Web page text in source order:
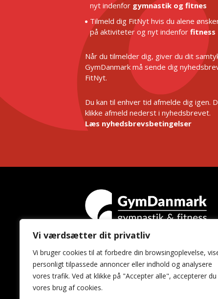
Vi værdsætter dit privatliv
Vi bruger cookies til at forbedre din browsingoplevelse,
personligt tilpassede annoncer eller indhold og analysere
vores trafik. Ved at klikke på "Accepter alle", accepterer du
vores brug af cookies.
nyt indenfor gymnastik og fitnes
Tilmeld dig FitNyt hvis du alene
på aktiviteter og nyt indenfor fitness
Når du tilmelder dig, giver du dit
GymDanmark må sende dig
FitNyt.
Du kan til enhver tid afmelde dig igen.
klikke afmeld nederst i nyhedsbrevet.
Læs nyhedsbrevsbetingelser
GymDanmark
Idrættens Hus
Brøndby Stadion 20
2605 Brøndby